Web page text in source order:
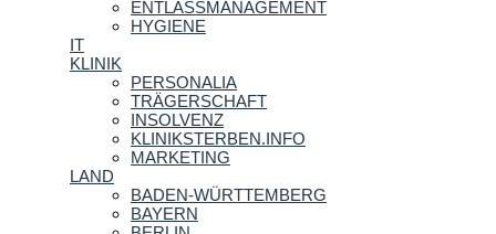
ENTLASSMANAGEMENT
HYGIENE
IT
KLINIK
PERSONALIA
TRÄGERSCHAFT
INSOLVENZ
KLINIKSTERBEN.INFO
MARKETING
LAND
BADEN-WÜRTTEMBERG
BAYERN